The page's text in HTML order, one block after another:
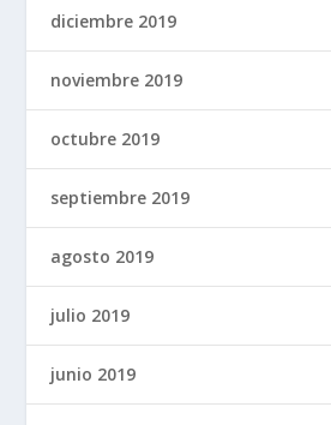
diciembre 2019
noviembre 2019
octubre 2019
septiembre 2019
agosto 2019
julio 2019
junio 2019